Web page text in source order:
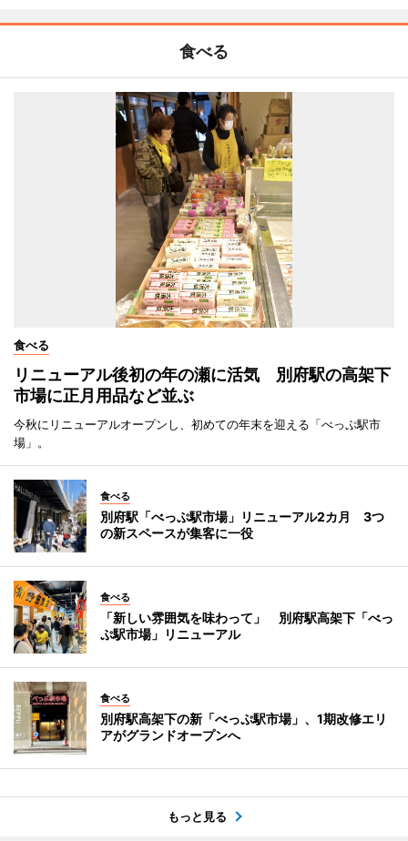
食べる
食べる
リニューアル後初の年の瀬に活気 別府駅の高架下
市場に正月用品など並ぶ
今秋にリニューアルオープンし、初めての年末を迎える「べっぷ駅市
場」。
食べる
別府駅「べっぷ駅市場」リニューアル2カ月 3つ
の新スペースが集客に一役
食べる
「新しい雰囲気を味わって」 別府駅高架下「べっ
ぷ駅市場」リニューアル
食べる
別府駅高架下の新「べっぷ駅市場」、1期改修エリ
アがグランドオープンへ
もっと見る